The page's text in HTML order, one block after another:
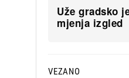
Uže gradsko
mjenja izgled
VEZANO